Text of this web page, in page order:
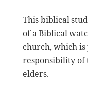
This biblical
of a Biblical
church, which
responsibility of
elders.